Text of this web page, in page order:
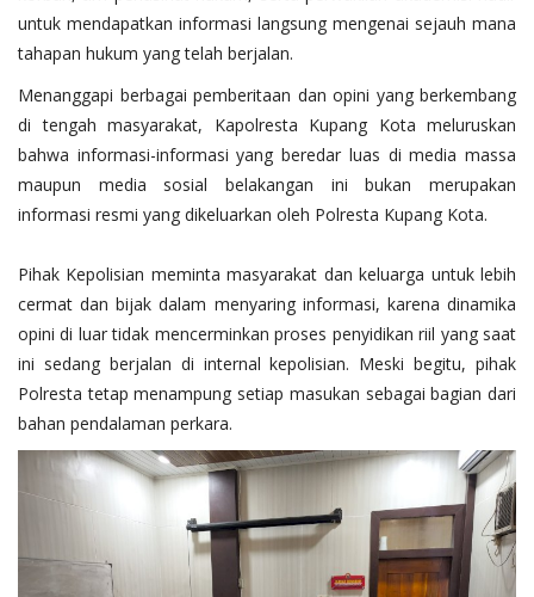
untuk mendapatkan informasi langsung mengenai sejauh mana
tahapan hukum yang telah berjalan.
​Menanggapi berbagai pemberitaan dan opini yang berkembang
di tengah masyarakat, Kapolresta Kupang Kota meluruskan
bahwa informasi-informasi yang beredar luas di media massa
maupun media sosial belakangan ini bukan merupakan
informasi resmi yang dikeluarkan oleh Polresta Kupang Kota.
Pihak Kepolisian meminta masyarakat dan keluarga untuk lebih
cermat dan bijak dalam menyaring informasi, karena dinamika
opini di luar tidak mencerminkan proses penyidikan riil yang saat
ini sedang berjalan di internal kepolisian. Meski begitu, pihak
Polresta tetap menampung setiap masukan sebagai bagian dari
bahan pendalaman perkara.